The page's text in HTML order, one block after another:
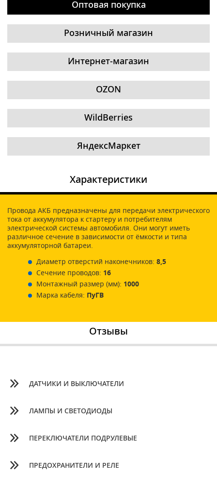
Оптовая покупка
Розничный магазин
Интернет-магазин
OZON
WildBerries
ЯндексМаркет
Характеристики
Провода АКБ предназначены для передачи электрического
тока от аккумулятора к стартеру и потребителям
электрической системы автомобиля. Они могут иметь
различное сечение в зависимости от ёмкости и типа
аккумуляторной батареи.
Диаметр отверстий наконечников: 8,5
Сечение проводов: 16
Монтажный размер (мм): 1000
Марка кабеля: ПуГВ
Отзывы
ДАТЧИКИ И ВЫКЛЮЧАТЕЛИ
ЛАМПЫ И СВЕТОДИОДЫ
ПЕРЕКЛЮЧАТЕЛИ ПОДРУЛЕВЫЕ
ПРЕДОХРАНИТЕЛИ И РЕЛЕ